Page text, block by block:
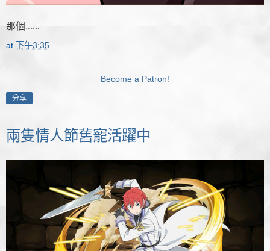
那個‥‥‥
at 下午3:35
Become a Patron!
分享
兩隻情人節舊寵活躍中